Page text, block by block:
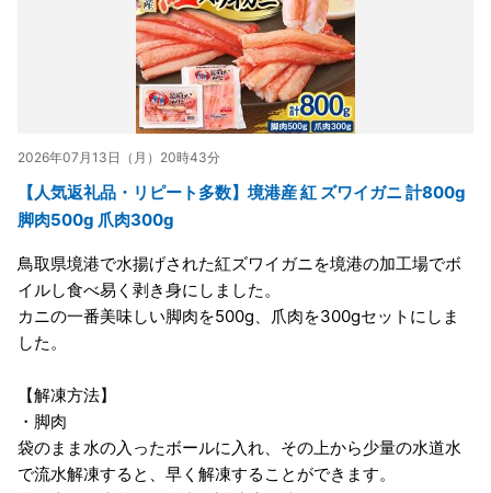
2026年07月13日（月）20時43分
【人気返礼品・リピート多数】境港産 紅 ズワイガニ 計800g
脚肉500g 爪肉300g
鳥取県境港で水揚げされた紅ズワイガニを境港の加工場でボ
イルし食べ易く剥き身にしました。
カニの一番美味しい脚肉を500g、爪肉を300gセットにしま
した。
【解凍方法】
・脚肉
袋のまま水の入ったボールに入れ、その上から少量の水道水
で流水解凍すると、早く解凍することができます。